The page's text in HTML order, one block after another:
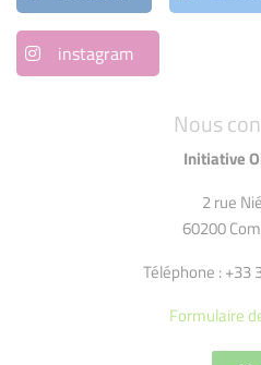
Nous
Initiative
2 rue
60200
Téléphone : +33
Formulaire
instagram